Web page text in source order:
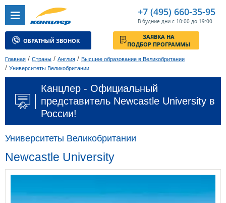
+7 (495) 660-35-95
В будние дни с 10:00 до 19:00
ОБРАТНЫЙ ЗВОНОК
ЗАЯВКА НА
ПОДБОР ПРОГРАММЫ
Главная / Страны / Англия / Высшее образование в Великобритании
/ Университеты Великобритании
Канцлер - Официальный
представитель Newcastle University в
России!
Университеты Великобритании
Newcastle University